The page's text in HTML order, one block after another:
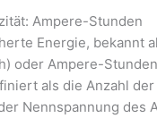
Ampere-Stunden
Energie, bekannt
oder Ampere-
als die Anzahl
Nennspannung des